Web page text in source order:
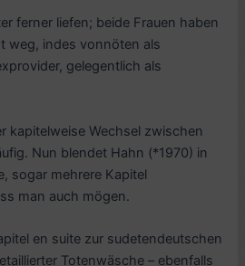
ferner liefen; beide Frauen haben
weg, indes vonnöten als
gelegentlich als
kapitelweise Wechsel zwischen
Nun blendet Hahn (*1970) in
sogar mehrere Kapitel
man auch mögen.
en suite zur sudetendeutschen
Totenwäsche – ebenfalls